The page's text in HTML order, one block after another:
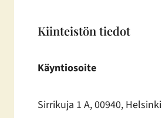
Kiinteistön tiedot
Käyntiosoite
Sirrikuja 1 A, 00940, Helsinki